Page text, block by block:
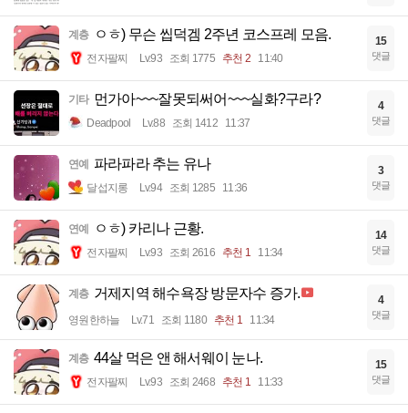
계층 ㅇㅎ) 무슨 씹덕겜 2주년 코스프레 모음.
전자팔찌 Lv.93 조회 1775 추천 2 11:40
15
댓글
기타 먼가아~~~잘못되써어~~~실화?구라?
Deadpool Lv.88 조회 1412 11:37
4
댓글
연예 파라파라 추는 유나
달섭지롱 Lv.94 조회 1285 11:36
3
댓글
연예 ㅇㅎ) 카리나 근황.
전자팔찌 Lv.93 조회 2616 추천 1 11:34
14
댓글
계층 거제지역 해수욕장 방문자수 증가.
영원한하늘 Lv.71 조회 1180 추천 1 11:34
4
댓글
계층 44살 먹은 앤 해서웨이 눈나.
전자팔찌 Lv.93 조회 2468 추천 1 11:33
15
댓글